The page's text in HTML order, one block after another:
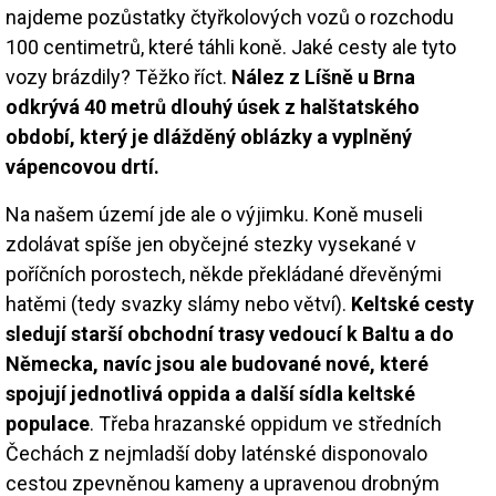
najdeme pozůstatky čtyřkolových vozů o rozchodu
100 centimetrů, které táhli koně. Jaké cesty ale tyto
vozy brázdily? Těžko říct. Nález z Líšně u Brna
odkrývá 40 metrů dlouhý úsek z halštatského
období, který je dlážděný oblázky a vyplněný
vápencovou drtí.
Na našem území jde ale o výjimku. Koně museli
zdolávat spíše jen obyčejné stezky vysekané v
poříčních porostech, někde překládané dřevěnými
hatěmi (tedy svazky slámy nebo větví). Keltské cesty
sledují starší obchodní trasy vedoucí k Baltu a do
Německa, navíc jsou ale budované nové, které
spojují jednotlivá oppida a další sídla keltské
populace. Třeba hrazanské oppidum ve středních
Čechách z nejmladší doby laténské disponovalo
cestou zpevněnou kameny a upravenou drobným